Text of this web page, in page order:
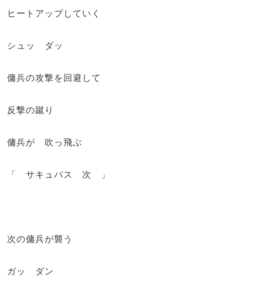
ヒートアップしていく
シュッ ダッ
傭兵の攻撃を回避して
反撃の蹴り
傭兵が 吹っ飛ぶ
「 サキュバス 次 」
次の傭兵が襲う
ガッ ダン